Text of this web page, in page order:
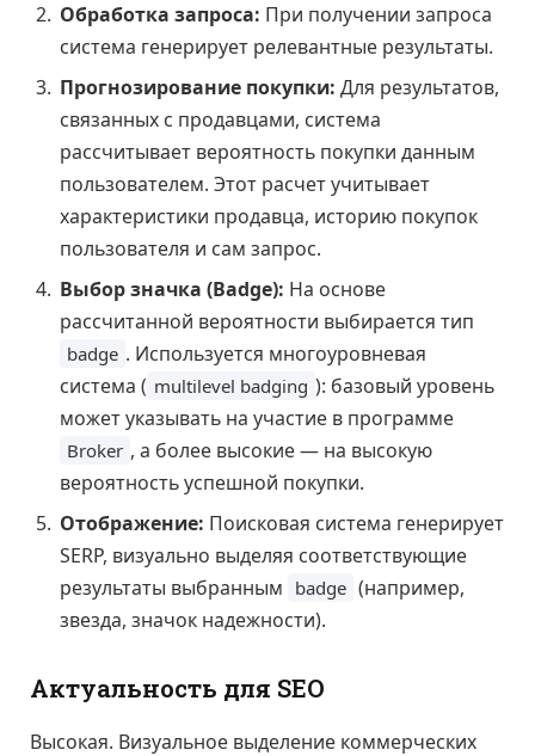
Обработка запроса: При получении запроса
система генерирует релевантные результаты.
Прогнозирование покупки: Для результатов,
связанных с продавцами, система
рассчитывает вероятность покупки данным
пользователем. Этот расчет учитывает
характеристики продавца, историю покупок
пользователя и сам запрос.
Выбор значка (Badge): На основе
рассчитанной вероятности выбирается тип
badge . Используется многоуровневая
система ( multilevel badging ): базовый уровень
может указывать на участие в программе
Broker , а более высокие — на высокую
вероятность успешной покупки.
Отображение: Поисковая система генерирует
SERP, визуально выделяя соответствующие
результаты выбранным badge (например,
звезда, значок надежности).
Актуальность для SEO
Высокая. Визуальное выделение коммерческих